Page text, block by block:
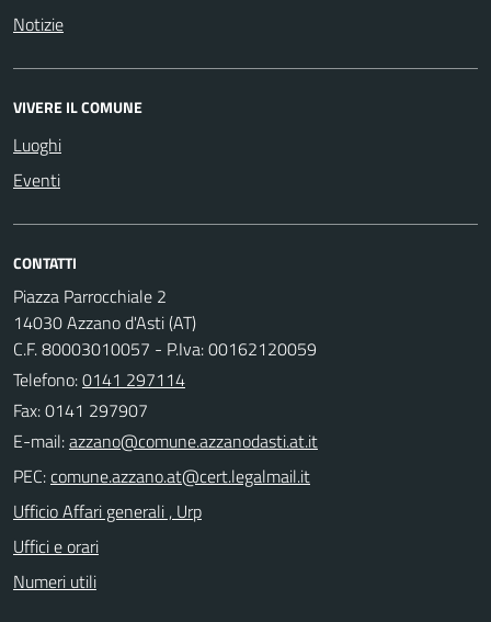
Notizie
VIVERE IL COMUNE
Luoghi
Eventi
CONTATTI
Piazza Parrocchiale 2
14030 Azzano d'Asti (AT)
C.F. 80003010057 - P.Iva: 00162120059
Telefono:0141 297114
Fax: 0141 297907
E-mail:
PEC:
Ufficio Affari generali , Urp
Uffici e orari
Numeri utili